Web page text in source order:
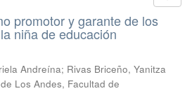
promotor y garante de los
niña de educación
Andreína; Rivas Briceño, Yanitza
Los Andes, Facultad de